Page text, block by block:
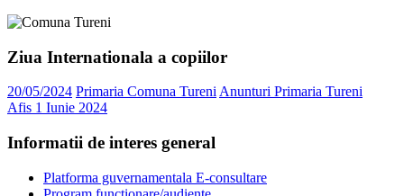
Ziua Internationala a copiilor
20/05/2024 Primaria Comuna TureniAnunturi Primaria Tureni
Afis 1 Iunie 2024
Informatii de interes general
Platforma guvernamentala E-consultare